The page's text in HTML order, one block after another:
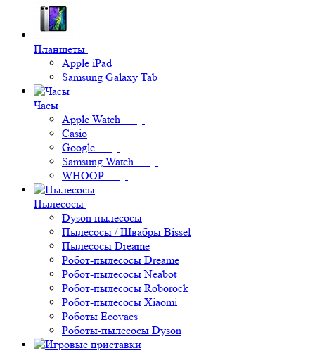
Планшеты
Apple iPad
Samsung Galaxy Tab
Часы
Apple Watch
Casio
Google
Samsung Watch
WHOOP
Пылесосы
Dyson пылесосы
Пылесосы / Швабры Bissel
Пылесосы Dreame
Робот-пылесосы Dreame
Робот-пылесосы Neabot
Робот-пылесосы Roborock
Робот-пылесосы Xiaomi
Роботы Ecovacs
Роботы-пылесосы Dyson